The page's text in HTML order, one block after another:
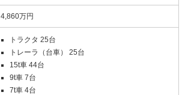
4,860万円
トラクタ 25台
トレーラ（台車） 25台
15t車 44台
9t車 7台
7t車 4台